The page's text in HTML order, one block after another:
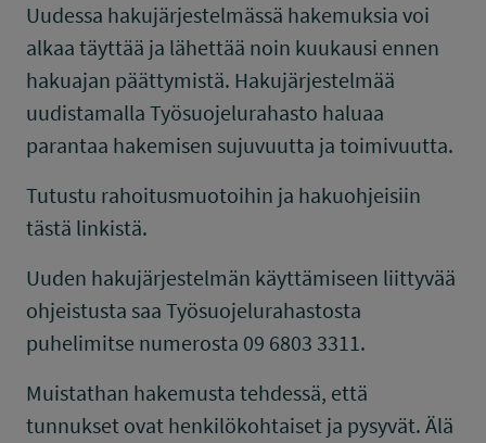
Uudessa hakujärjestelmässä hakemuksia voi
alkaa täyttää ja lähettää noin kuukausi ennen
hakuajan päättymistä. Hakujärjestelmää
uudistamalla Työsuojelurahasto haluaa
parantaa hakemisen sujuvuutta ja toimivuutta.
Tutustu rahoitusmuotoihin ja hakuohjeisiin
tästä linkistä.
Uuden hakujärjestelmän käyttämiseen liittyvää
ohjeistusta saa Työsuojelurahastosta
puhelimitse numerosta 09 6803 3311.
Muistathan hakemusta tehdessä, että
tunnukset ovat henkilökohtaiset ja pysyvät. Älä